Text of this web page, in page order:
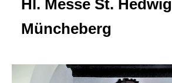
Hl. Messe St. Hedwig
Müncheberg